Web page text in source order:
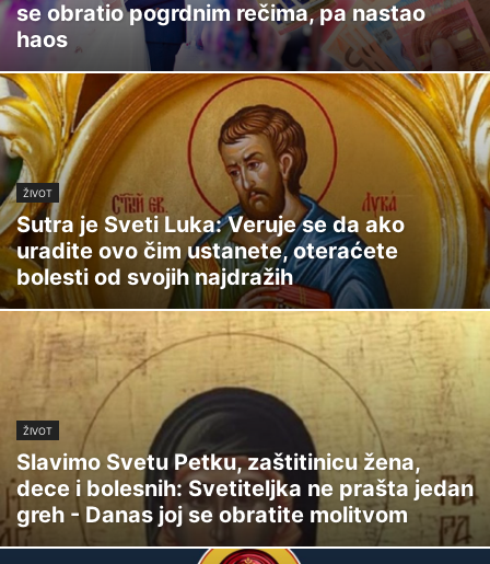
se obratio pogrdnim rečima, pa nastao
haos
ŽIVOT
Sutra je Sveti Luka: Veruje se da ako
uradite ovo čim ustanete, oteraćete
bolesti od svojih najdražih
ŽIVOT
Slavimo Svetu Petku, zaštitinicu žena,
dece i bolesnih: Svetiteljka ne prašta jedan
greh - Danas joj se obratite molitvom